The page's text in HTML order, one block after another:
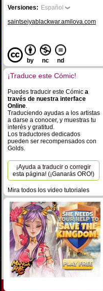
Versiones: Español
saintseiyablackwar.amilova.com
by nc nd
¡Traduce este Cómic!
Puedes traducir este Cómic a
través de nuestra interface
Online.
Traduciendo ayudas a los artistas
a darse a conocer, y muestras tu
interés y gratitud.
Los traductores dedicados
pueden ser recompensados con
Golds.
¡Ayuda a traducir o corregir
esta página! (¡Ganarás ORO!)
Mira todos los video tutoriales